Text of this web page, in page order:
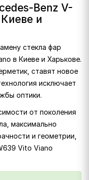
Benz V-
и
стекла фар
в Киеве и Харькове.
ставят новое
исключает
оптики.
от поколения
максимально
и геометрии,
Vito Viano